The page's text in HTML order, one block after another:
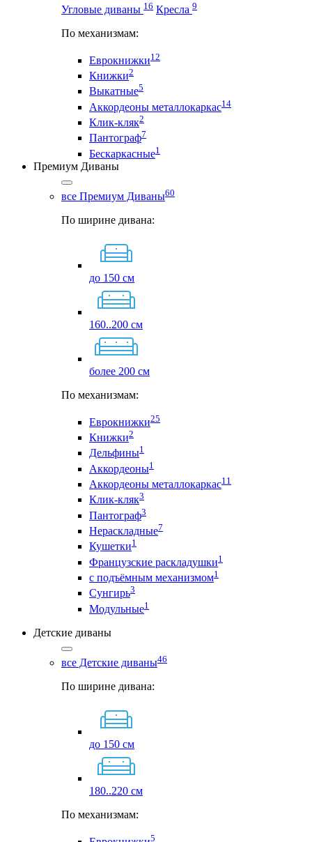
Угловые диваны 16 Кресла 9
По механизмам:
Еврокнижки12
Книжки2
Выкатные5
Аккордеоны металлокаркас14
Клик-кляк2
Пантограф7
Бескаркасные1
Премиум Диваны
все Премиум Диваны60
По ширине дивана:
до 150 см
160..200 см
более 200 см
По механизмам:
Еврокнижки25
Книжки2
Дельфины1
Аккордеоны1
Аккордеоны металлокаркас11
Клик-кляк3
Пантограф3
Нераскладные7
Кушетки1
Французские раскладушки1
с подъёмным механизмом1
Сунгирь3
Модульные1
Детские диваны
все Детские диваны46
По ширине дивана:
до 150 см
180..220 см
По механизмам:
5